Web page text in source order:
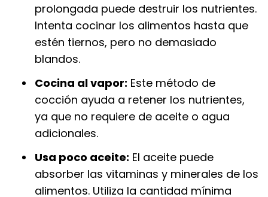
prolongada puede destruir los nutrientes.
Intenta cocinar los alimentos hasta que
estén tiernos, pero no demasiado
blandos.
Cocina al vapor: Este método de
cocción ayuda a retener los nutrientes,
ya que no requiere de aceite o agua
adicionales.
Usa poco aceite: El aceite puede
absorber las vitaminas y minerales de los
alimentos. Utiliza la cantidad mínima